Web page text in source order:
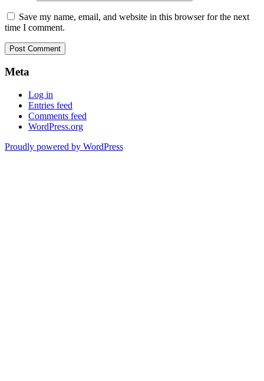
Save my name, email, and website in this browser for the next
time I comment.
Meta
Log in
Entries feed
Comments feed
WordPress.org
Proudly powered by WordPress